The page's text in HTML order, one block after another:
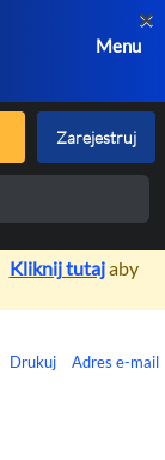
Menu
Zarejestruj
×
Kliknij tutajaby
Drukuj Adres e-mail